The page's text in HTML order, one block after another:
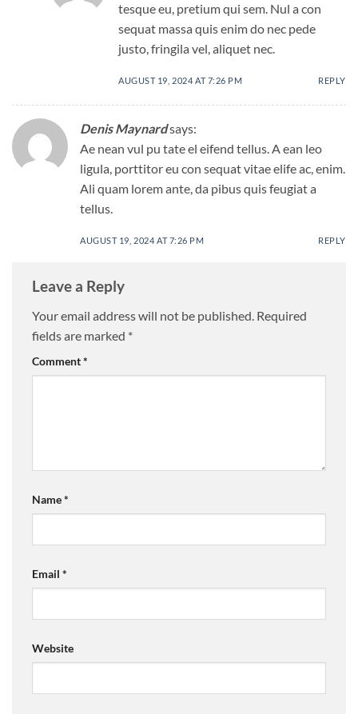
tesque eu, pretium qui sem. Nul a con
sequat massa quis enim do nec pede
justo, fringila vel, aliquet nec.
AUGUST 19, 2024 AT 7:26 PM REPLY
Denis Maynardsays:
Ae nean vul pu tate el eifend tellus. A ean leo
ligula, porttitor eu con sequat vitae elife ac, enim.
Ali quam lorem ante, da pibus quis feugiat a
tellus.
AUGUST 19, 2024 AT 7:26 PM REPLY
Leave a Reply
Your email address will not be published. Required
fields are marked *
Comment*
Name*
Email *
Website